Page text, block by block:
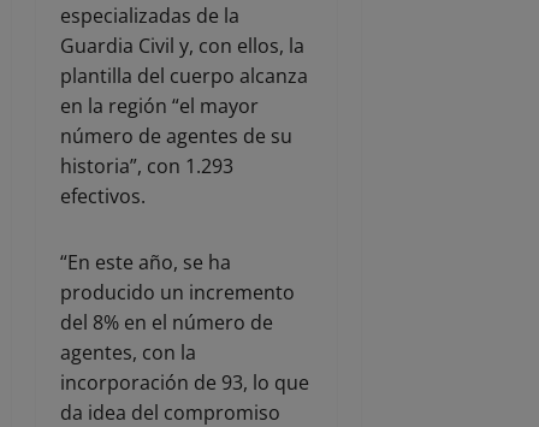
especializadas de la
Guardia Civil y, con ellos, la
plantilla del cuerpo alcanza
en la región “el mayor
número de agentes de su
historia”, con 1.293
efectivos.
“En este año, se ha
producido un incremento
del 8% en el número de
agentes, con la
incorporación de 93, lo que
da idea del compromiso